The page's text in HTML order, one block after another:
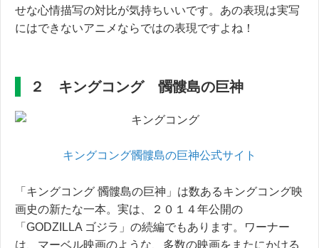
せな心情描写の対比が気持ちいいです。あの表現は実写
にはできないアニメならではの表現ですよね！
２ キングコング 髑髏島の巨神
キングコング髑髏島の巨神公式サイト
「キングコング 髑髏島の巨神」は数あるキングコング映
画史の新たな一本。実は、２０１４年公開の
「GODZILLA ゴジラ」の続編でもあります。ワーナー
は、マーベル映画のような、多数の映画をまたにかける